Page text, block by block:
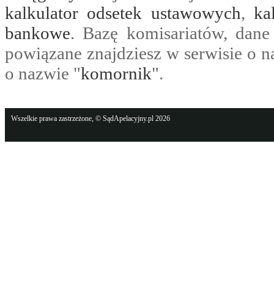
kalkulator odsetek ustawowych,
bankowe. Bazę komisariatów,
powiązane znajdziesz w serwisie o
o nazwie "komornik".
Wszelkie prawa zastrzeżone, © SądApelacyjny.pl 2026